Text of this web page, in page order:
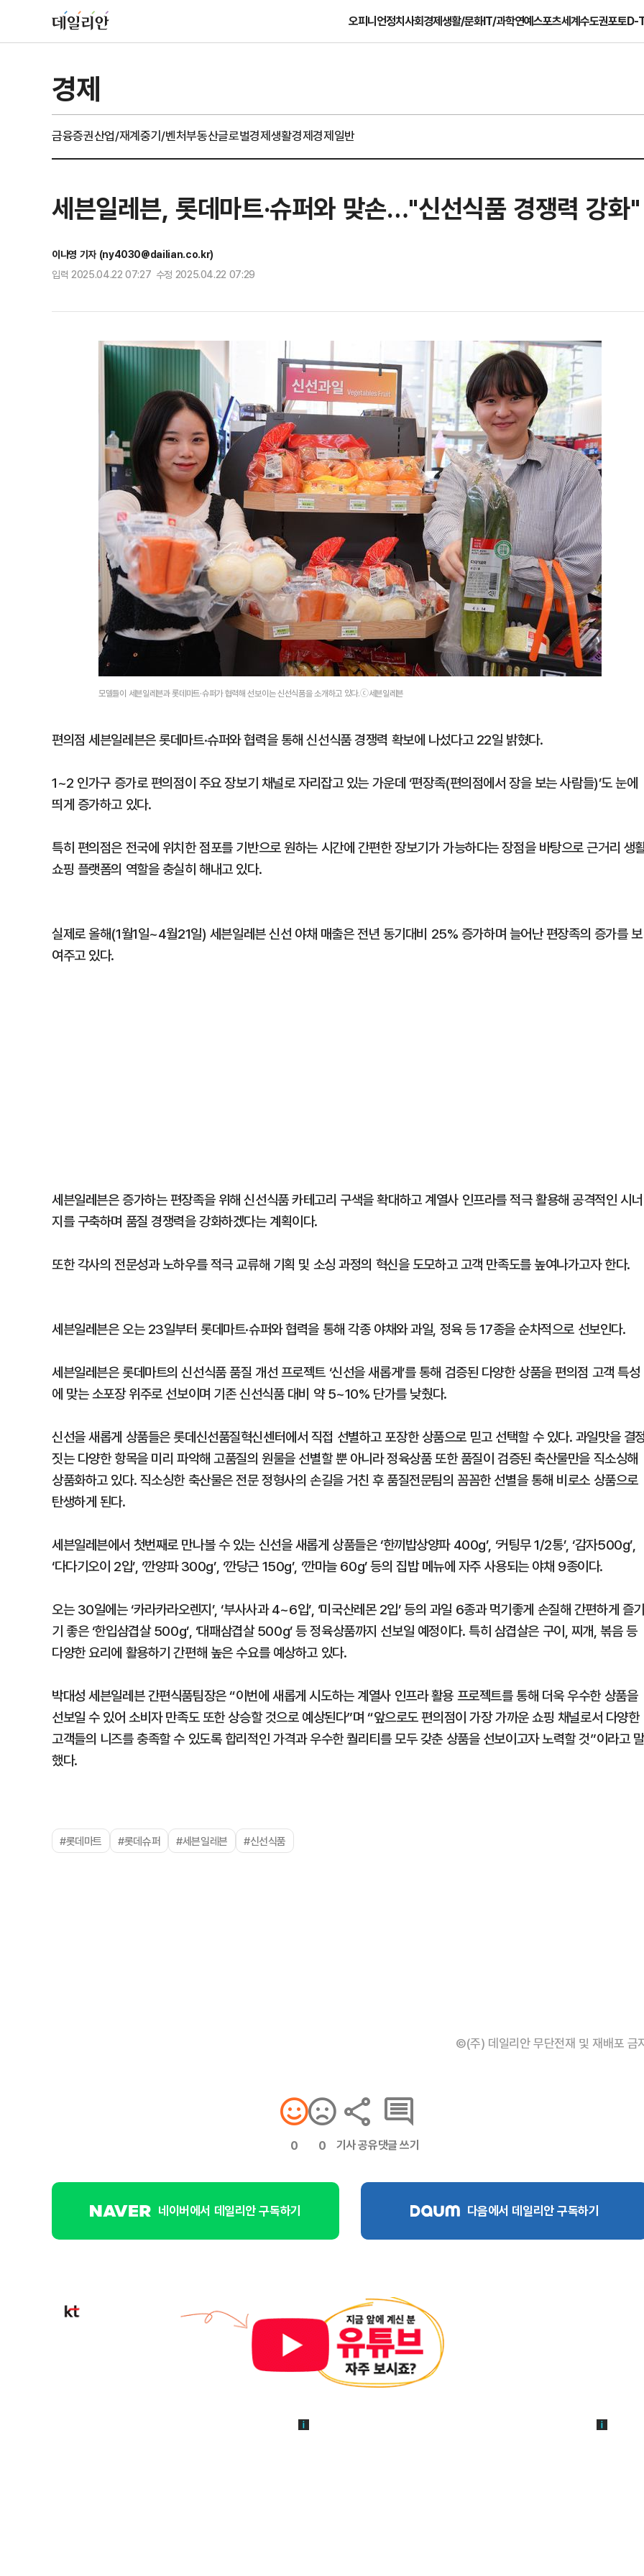
오피니언정치사회경제생활/문화IT/과학연예스포츠세계수도권포토D-
경제
금융증권산업/재계중기/벤처부동산글로벌경제생활경제경제일반
세븐일레븐, 롯데마트·슈퍼와 맞손…"신선식품 경쟁력 강화"
이나영 기자 (ny4030@dailian.co.kr)
입력 2025.04.22 07:27 수정 2025.04.22 07:29
모델들이 세븐일레븐과 롯데마트·슈퍼가 협력해 선보이는 신선식품을 소개하고 있다.ⓒ세븐일레븐
편의점 세븐일레븐은 롯데마트·슈퍼와 협력을 통해 신선식품 경쟁력 확보에 나섰다고 22일 밝혔다.
1~2 인가구 증가로 편의점이 주요 장보기 채널로 자리잡고 있는 가운데 ‘편장족(편의점에서 장을 보는 사람들)’도 눈에
띄게 증가하고 있다.
특히 편의점은 전국에 위치한 점포를 기반으로 원하는 시간에 간편한 장보기가 가능하다는 장점을 바탕으로 근거리 생
쇼핑 플랫폼의 역할을 충실히 해내고 있다.
실제로 올해(1월1일~4월21일) 세븐일레븐 신선 야채 매출은 전년 동기대비 25% 증가하며 늘어난 편장족의 증가를 보
여주고 있다.
세븐일레븐은 증가하는 편장족을 위해 신선식품 카테고리 구색을 확대하고 계열사 인프라를 적극 활용해 공격적인 시너
지를 구축하며 품질 경쟁력을 강화하겠다는 계획이다.
또한 각사의 전문성과 노하우를 적극 교류해 기획 및 소싱 과정의 혁신을 도모하고 고객 만족도를 높여나가고자 한다.
세븐일레븐은 오는 23일부터 롯데마트·슈퍼와 협력을 통해 각종 야채와 과일, 정육 등 17종을 순차적으로 선보인다.
세븐일레븐은 롯데마트의 신선식품 품질 개선 프로젝트 ‘신선을 새롭게’를 통해 검증된 다양한 상품을 편의점 고객 특성
에 맞는 소포장 위주로 선보이며 기존 신선식품 대비 약 5~10% 단가를 낮췄다.
신선을 새롭게 상품들은 롯데신선품질혁신센터에서 직접 선별하고 포장한 상품으로 믿고 선택할 수 있다. 과일맛을 결
짓는 다양한 항목을 미리 파악해 고품질의 원물을 선별할 뿐 아니라 정육상품 또한 품질이 검증된 축산물만을 직소싱해
상품화하고 있다. 직소싱한 축산물은 전문 정형사의 손길을 거친 후 품질전문팀의 꼼꼼한 선별을 통해 비로소 상품으로
탄생하게 된다.
세븐일레븐에서 첫번째로 만나볼 수 있는 신선을 새롭게 상품들은 ‘한끼밥상양파 400g’, ‘커팅무 1/2통’, ‘감자500g’,
‘다다기오이 2입’, ‘깐양파 300g’, ‘깐당근 150g’, ‘깐마늘 60g’ 등의 집밥 메뉴에 자주 사용되는 야채 9종이다.
오는 30일에는 ‘카라카라오렌지’, ‘부사사과 4~6입’, ‘미국산레몬 2입’ 등의 과일 6종과 먹기좋게 손질해 간편하게 즐기
기 좋은 ‘한입삼겹살 500g’, ‘대패삼겹살 500g’ 등 정육상품까지 선보일 예정이다. 특히 삼겹살은 구이, 찌개, 볶음 등
다양한 요리에 활용하기 간편해 높은 수요를 예상하고 있다.
박대성 세븐일레븐 간편식품팀장은 “이번에 새롭게 시도하는 계열사 인프라 활용 프로젝트를 통해 더욱 우수한 상품을
선보일 수 있어 소비자 만족도 또한 상승할 것으로 예상된다”며 “앞으로도 편의점이 가장 가까운 쇼핑 채널로서 다양한
고객들의 니즈를 충족할 수 있도록 합리적인 가격과 우수한 퀄리티를 모두 갖춘 상품을 선보이고자 노력할 것”이라고 말
했다.
#롯데마트 #롯데슈퍼 #세븐일레븐 #신선식품
©(주) 데일리안 무단전재 및 재배포 금
0 0 기사 공유댓글 쓰기
네이버에서 데일리안 구독하기 다음에서 데일리안 구독하기